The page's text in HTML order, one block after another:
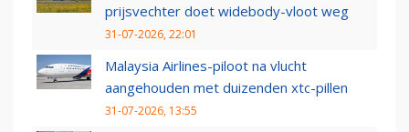
prijsvechter doet widebody-vloot weg
31-07-2026, 22:01
Malaysia Airlines-piloot na vlucht
aangehouden met duizenden xtc-pillen
31-07-2026, 13:55